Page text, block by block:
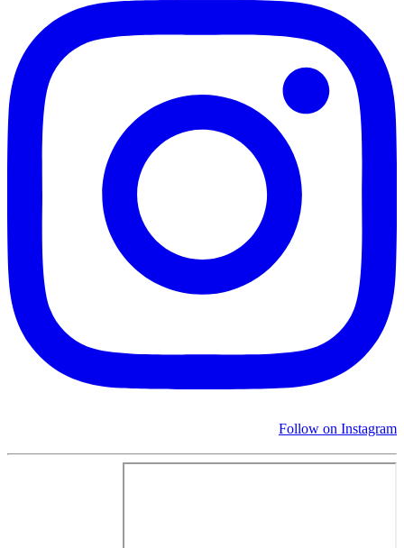
Follow on Instagram